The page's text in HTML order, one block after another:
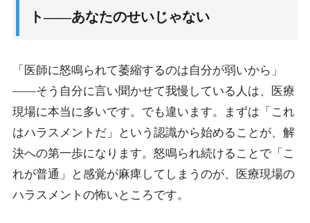
1-2. 医師が怒鳴る構造的な背景と心理
1-4. 医療現場でのパワハラ実態データ
2-1. その場で使える冷静な切り返しフレーズ
2-2. 証拠を残す記録術
ト——あなたのせいじゃない
「医師に怒鳴られて萎縮するのは自分が弱いから」
——そう自分に言い聞かせて我慢している人は、医療
現場に本当に多いです。でも違います。まずは「これ
はハラスメントだ」という認識から始めることが、解
決への第一歩になります。怒鳴られ続けることで「こ
れが普通」と感覚が麻痺してしまうのが、医療現場の
ハラスメントの怖いところです。